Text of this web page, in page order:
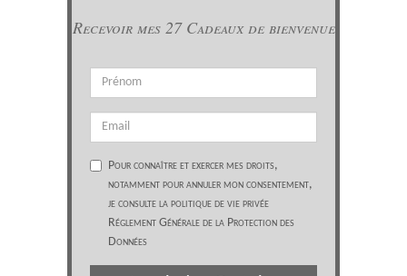
Recevoir mes 27 Cadeaux de bienvenue
Pour connaître et exercer mes droits,
notamment pour annuler mon consentement,
je consulte la politique de vie privée
Réglement Générale de la Protection des
Données